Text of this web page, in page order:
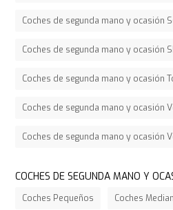
Coches de segunda mano y ocasión
Coches de segunda mano y ocasión
Coches de segunda mano y ocasión
Coches de segunda mano y ocasión
Coches de segunda mano y ocasión
COCHES DE SEGUNDA MANO Y
Coches Pequeños Coches